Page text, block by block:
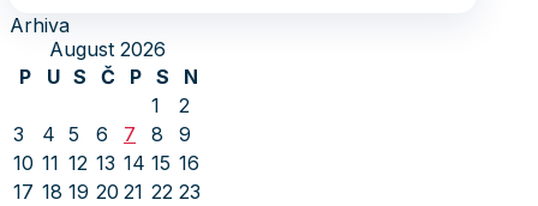
Arhiva
August 2026
P
U S Č P S
N
1
2
3
4 5 6 7 8
9
10 11 12 13 14 15 16
17 18 19 20 21 22 23